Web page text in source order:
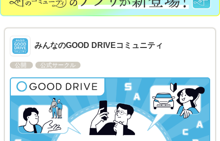
みんなのGOOD DRIVEコミュニティ
公開 公式サークル